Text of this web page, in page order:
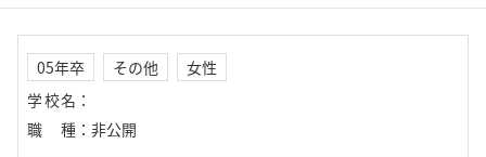
05年卒 その他
女性
学校名 ：
職種 ： 非公開